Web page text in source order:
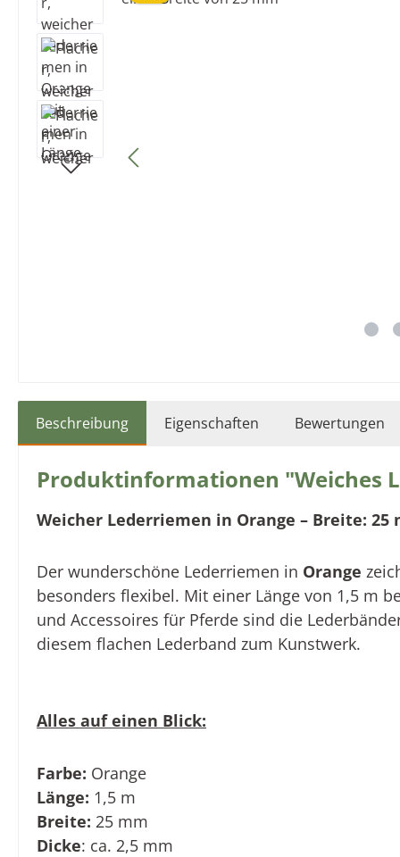
Beschreibung Eigenschaften Bewertungen
Produktinformationen "Weiches
Weicher Lederriemen in Orange – Breite: 25
Der wunderschöne Lederriemen in Orange
besonders flexibel. Mit einer Länge von 1,5 m
und Accessoires für Pferde sind die
diesem flachen Lederband zum Kunstwerk.
Alles auf einen Blick:
Farbe: Orange
Länge: 1,5 m
Breite: 25 mm
Dicke: ca. 2,5 mm